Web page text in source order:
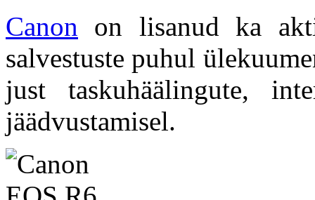
Canon on lisanud ka
salvestuste puhul
just taskuhäälingute,
jäädvustamisel.